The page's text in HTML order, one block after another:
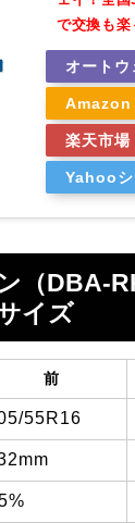
で交換も楽
オートウ
Amazon
楽天市場
Yahoo
（DBA-
イズ
前
55R16